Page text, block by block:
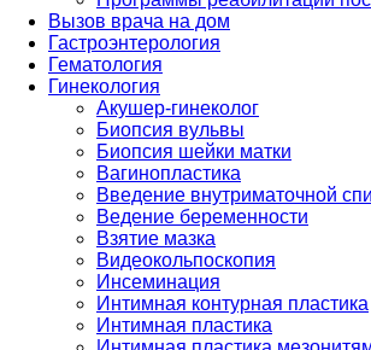
Вызов врача на дом
Гастроэнтерология
Гематология
Гинекология
Акушер-гинеколог
Биопсия вульвы
Биопсия шейки матки
Вагинопластика
Введение внутриматочной
Ведение беременности
Взятие мазка
Видеокольпоскопия
Инсеминация
Интимная контурная пластика
Интимная пластика